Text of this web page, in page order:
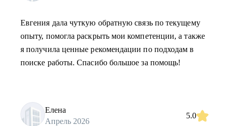
Евгения дала чуткую обратную связь по текущему
опыту, помогла раскрыть мои компетенции, а также
я получила ценные рекомендации по подходам в
поиске работы. Спасибо большое за помощь!
Елена
Апрель 2026
5.0